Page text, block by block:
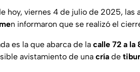
hoy, viernes 4 de julio de 2025, las
n informaron que se realizó el
es la que abarca de la calle 72 a la
avistamiento de una cría de